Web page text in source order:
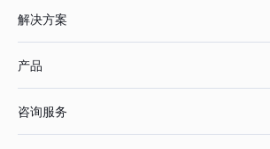
解决方案
产品
咨询服务